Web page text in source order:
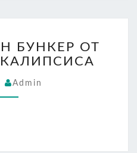
УСТРОЕН
БУНКЕР
БУНКЕР ОТ
Admin